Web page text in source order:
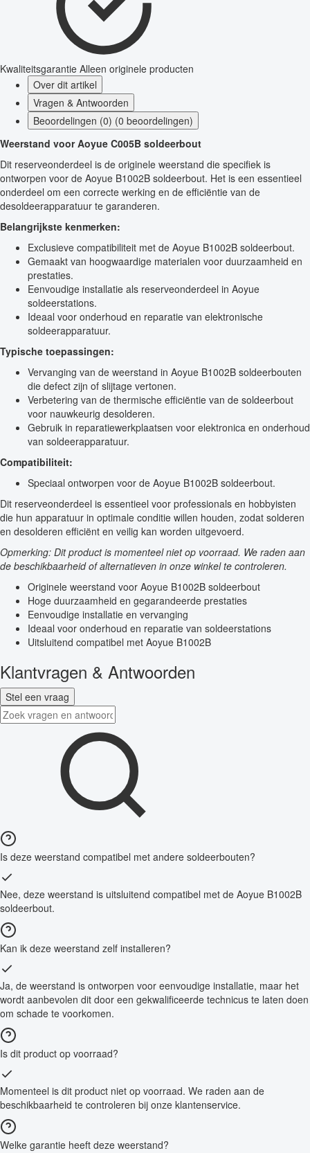
Kwaliteitsgarantie Alleen originele producten
Over dit artikel
Vragen & Antwoorden
Beoordelingen (0) (0 beoordelingen)
Weerstand voor Aoyue C005B soldeerbout
Dit reserveonderdeel is de originele weerstand die specifiek is
ontworpen voor de Aoyue B1002B soldeerbout. Het is een essentieel
onderdeel om een correcte werking en de efficiëntie van de
desoldeerapparatuur te garanderen.
Belangrijkste kenmerken:
Exclusieve compatibiliteit met de Aoyue B1002B soldeerbout.
Gemaakt van hoogwaardige materialen voor duurzaamheid en
prestaties.
Eenvoudige installatie als reserveonderdeel in Aoyue
soldeerstations.
Ideaal voor onderhoud en reparatie van elektronische
soldeerapparatuur.
Typische toepassingen:
Vervanging van de weerstand in Aoyue B1002B soldeerbouten
die defect zijn of slijtage vertonen.
Verbetering van de thermische efficiëntie van de soldeerbout
voor nauwkeurig desolderen.
Gebruik in reparatiewerkplaatsen voor elektronica en onderhoud
van soldeerapparatuur.
Compatibiliteit:
Speciaal ontworpen voor de Aoyue B1002B soldeerbout.
Dit reserveonderdeel is essentieel voor professionals en hobbyisten
die hun apparatuur in optimale conditie willen houden, zodat solderen
en desolderen efficiënt en veilig kan worden uitgevoerd.
Opmerking: Dit product is momenteel niet op voorraad. We raden aan
de beschikbaarheid of alternatieven in onze winkel te controleren.
Originele weerstand voor Aoyue B1002B soldeerbout
Hoge duurzaamheid en gegarandeerde prestaties
Eenvoudige installatie en vervanging
Ideaal voor onderhoud en reparatie van soldeerstations
Uitsluitend compatibel met Aoyue B1002B
Klantvragen & Antwoorden
Stel een vraag
Is deze weerstand compatibel met andere soldeerbouten?
Nee, deze weerstand is uitsluitend compatibel met de Aoyue B1002B
soldeerbout.
Kan ik deze weerstand zelf installeren?
Ja, de weerstand is ontworpen voor eenvoudige installatie, maar het
wordt aanbevolen dit door een gekwalificeerde technicus te laten doen
om schade te voorkomen.
Is dit product op voorraad?
Momenteel is dit product niet op voorraad. We raden aan de
beschikbaarheid te controleren bij onze klantenservice.
Welke garantie heeft deze weerstand?